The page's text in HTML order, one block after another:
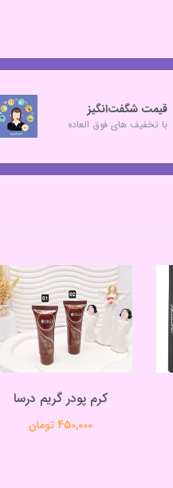
قیمت شگفت‌انگیز
با تخفیف های فوق العاده
کرم پودر گریم درسا
450,000 تومان